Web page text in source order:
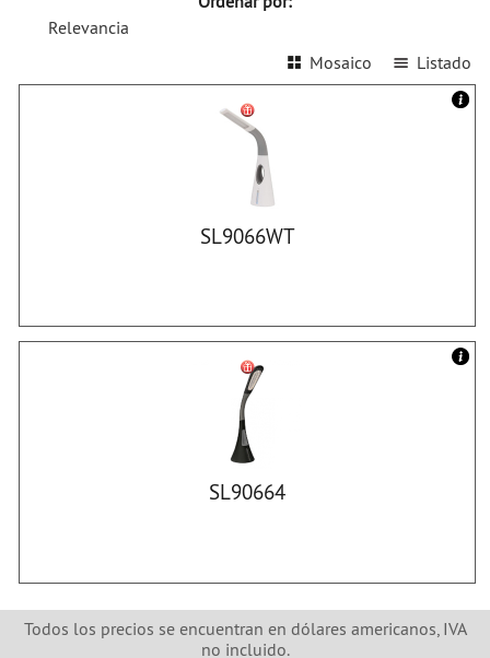
Relevancia
Listado
Mosaico
SL9066WT
SL90664
Todos los precios se encuentran en dólares americanos, IVA
no incluido.